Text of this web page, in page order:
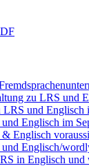
zu LRS und
und Englisch
Englisch im
Englisch
Englisch/
in Englisch